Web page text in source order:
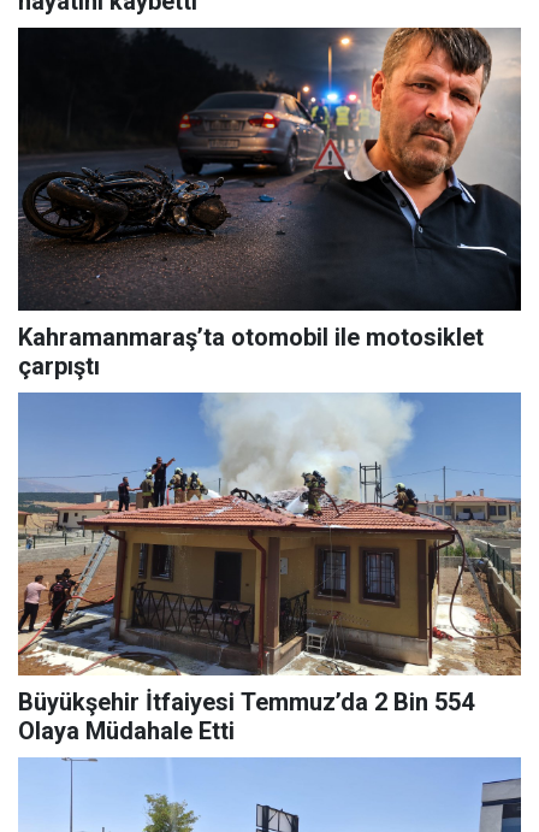
Kahramanmaraş’ta otomobil ile motosiklet
çarpıştı
Büyükşehir İtfaiyesi Temmuz’da 2 Bin 554
Olaya Müdahale Etti